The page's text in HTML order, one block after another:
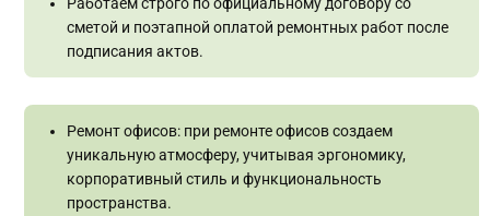
сметой и поэтапной оплатой ремонтных работ после
подписания актов.
Ремонт офисов: при ремонте офисов создаем
уникальную атмосферу, учитывая эргономику,
корпоративный стиль и функциональность
пространства.